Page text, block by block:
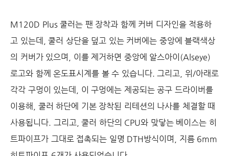
M120D Plus 쿨러는 팬 장착과 함께 커버 디자인을 적용하
고 있는데, 쿨러 상단을 덮고 있는 커버에는 중앙에 블랙색상
의 커버가 있으며, 이를 제거하면 중앙에 알스아이(Alseye)
로고와 함께 온도표시계를 볼 수 있습니다. 그리고, 위/아래로
각각 구멍이 있는데, 이 구멍에는 제공되는 공구 드라이버를
이용해, 쿨러 하단에 기본 장착된 리테션의 나사를 체결할 때
사용됩니다. 그리고, 쿨러 하단의 CPU와 맞닿는 베이스는 히
트파이프가 그대로 접촉되는 일명 DTH방식이며, 지름 6mm